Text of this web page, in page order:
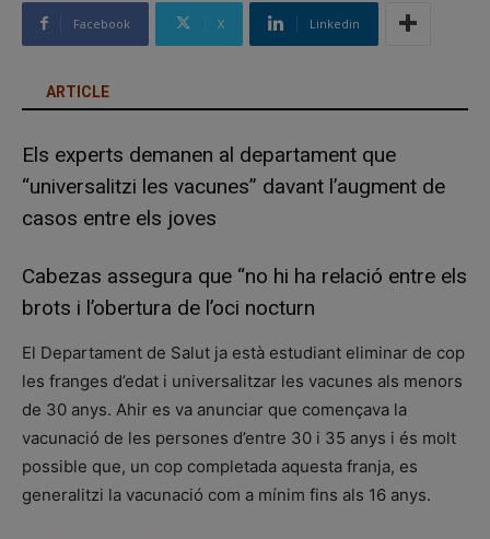
Facebook X Linkedin
ARTICLE
Els experts demanen al departament que
“universalitzi les vacunes” davant l’augment de
casos entre els joves
Cabezas assegura que “no hi ha relació entre els
brots i l’obertura de l’oci nocturn
El Departament de Salut ja està estudiant eliminar de cop
les franges d’edat i universalitzar les vacunes als menors
de 30 anys. Ahir es va anunciar que començava la
vacunació de les persones d’entre 30 i 35 anys i és molt
possible que, un cop completada aquesta franja, es
generalitzi la vacunació com a mínim fins als 16 anys.